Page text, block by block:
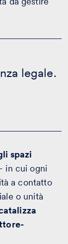
legale.
spazi
in cui ogni
a contatto
o unità